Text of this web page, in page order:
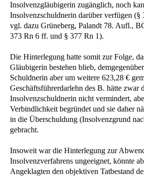
Insolvenzgläubigerin zugänglich, noch
Insolvenzschuldnerin darüber verfügen
vgl. dazu Grüneberg, Palandt 78. Aufl.,
373 Rn 6 ff. und § 377 Rn 1).
Die Hinterlegung hatte somit zur Folge,
Gläubigerin bestehen blieb,
Schuldnerin aber um weitere 623,28 €
Geschäftsführerdarlehn des B. hätte zwar
Insolvenzschuldnerin nicht vermindert,
Verbindlichkeit begründet und sie daher
in die Überschuldung (Insolvenzgrund
gebracht.
Insoweit war die Hinterlegung zur
Insolvenzverfahrens ungeeignet, könnte
Angeklagten den objektiven Tatbestand